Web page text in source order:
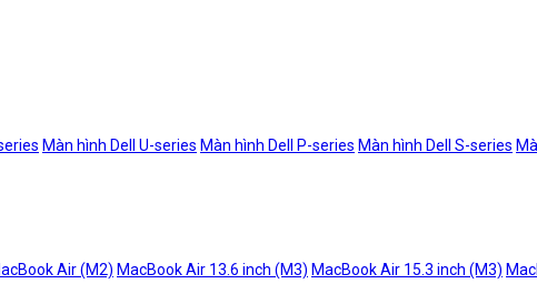
Màn hình Dell U-series Màn hình Dell P-series Màn hình Dell S-series
Air (M2) MacBook Air 13.6 inch (M3) MacBook Air 15.3 inch (M3)